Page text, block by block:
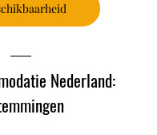
Nederland: